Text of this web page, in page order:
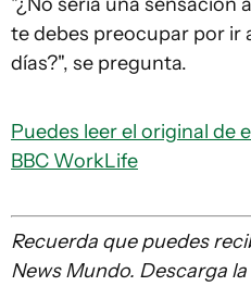
te debes preocupar por ir
días?", se pregunta.
Puedes leer el original de
BBC WorkLife
Recuerda quepuedes
News Mundo. Descarga